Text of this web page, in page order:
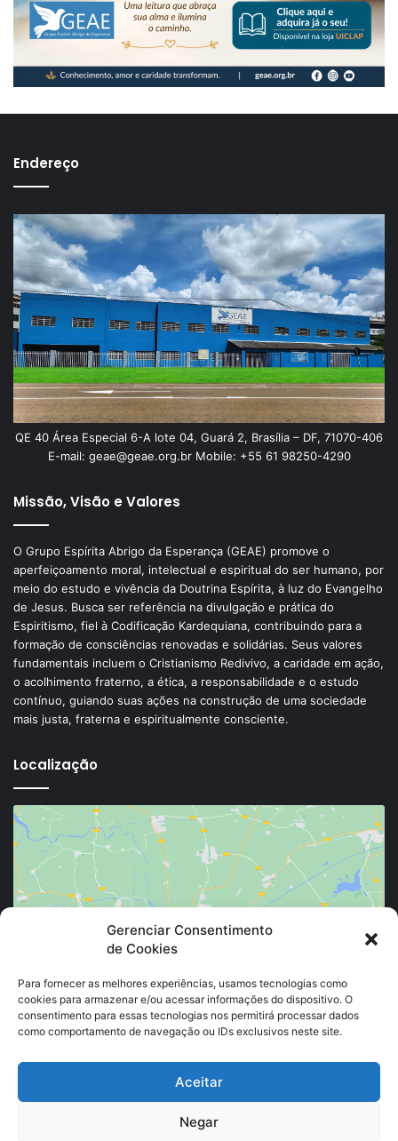
Gerenciar Consentimento
de Cookies
Para fornecer as melhores experiências, usamos tecnologias como
cookies para armazenar e/ou acessar informações do dispositivo. O
consentimento para essas tecnologias nos permitirá processar dados
como comportamento de navegação ou IDs exclusivos neste site.
Aceitar
Negar
Endereço
QE 40 Área Especial 6-A lote 04, Guará 2, Brasília – DF, 71070-406
E-mail: geae@geae.org.br Mobile: +55 61 98250-4290
Missão, Visão e Valores
O Grupo Espírita Abrigo da Esperança (GEAE) promove o
aperfeiçoamento moral, intelectual e espiritual do ser humano, por
meio do estudo e vivência da Doutrina Espírita, à luz do Evangelho
de Jesus. Busca ser referência na divulgação e prática do
Espiritismo, fiel à Codificação Kardequiana, contribuindo para a
formação de consciências renovadas e solidárias. Seus valores
fundamentais incluem o Cristianismo Redivivo, a caridade em ação,
o acolhimento fraterno, a ética, a responsabilidade e o estudo
contínuo, guiando suas ações na construção de uma sociedade
mais justa, fraterna e espiritualmente consciente.
Localização
Clique para aceitar os cookies marketing e
ativar este conteúdo